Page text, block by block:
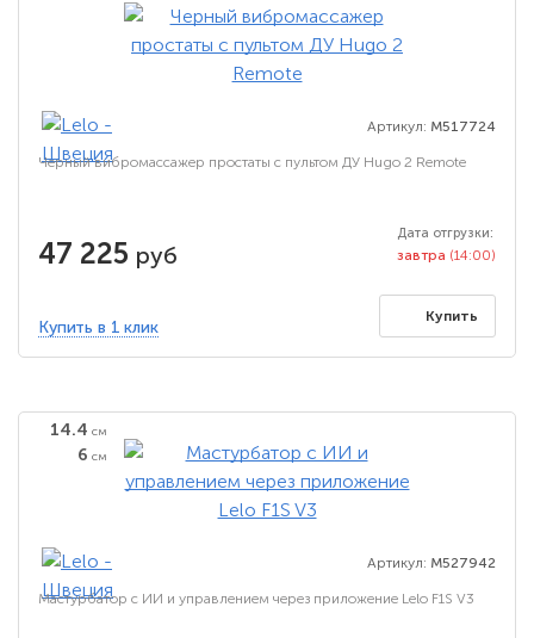
Артикул: M517724
Черный вибромассажер простаты с пультом ДУ Hugo 2 Remote
47 225 руб
Дата отгрузки:
завтра (14:00)
Купить в 1 клик
Купить
14.4 см
6 см
Артикул: M527942
Мастурбатор с ИИ и управлением через приложение Lelo F1S V3